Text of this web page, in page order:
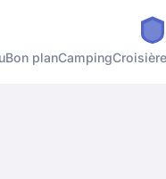
Bon planCampingCroisière